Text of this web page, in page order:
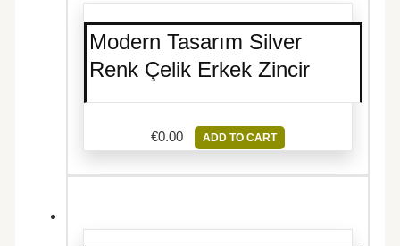
Modern Tasarım Silver
Renk Çelik Erkek Zincir
€0.00 ADD TO CART